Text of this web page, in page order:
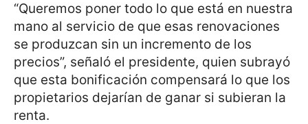
“Queremos poner todo lo que está en nuestra
mano al servicio de que esas renovaciones
se produzcan sin un incremento de los
precios”, señaló el presidente, quien subrayó
que esta bonificación compensará lo que los
propietarios dejarían de ganar si subieran la
renta.